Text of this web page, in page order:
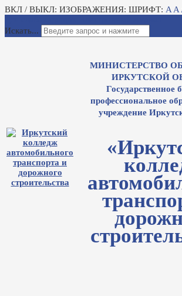
ВКЛ / ВЫКЛ: ИЗОБРАЖЕНИЯ: ШРИФТ: A A
Искать...
МИНИСТЕРСТВО
ИРКУТСКОЙ
Государственное
профессиональное
учреждение